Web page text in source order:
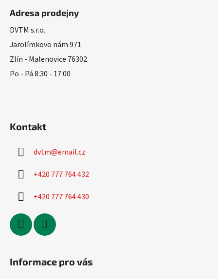
Adresa prodejny
DVTM s.r.o.
Jarolímkovo nám 971
Zlín - Malenovice 76302
Po - Pá 8:30 - 17:00
Kontakt
dvtm@email.cz
+420 777 764 432
+420 777 764 430
Informace pro vás